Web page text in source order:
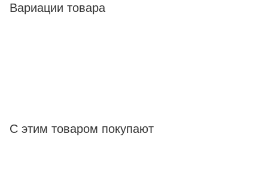
Вариации товара
С этим товаром покупают